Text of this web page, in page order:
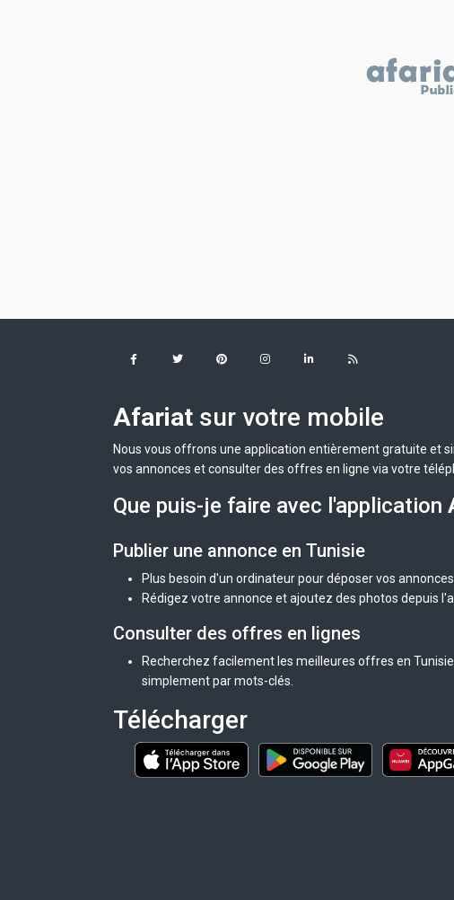
Afariat sur votre mobile
Nous vous offrons une application entièrement gratuite et
vos annonces et consulter des offres en ligne via votre
Que puis-je faire avec l'application
Publier une annonce en Tunisie
Plus besoin d'un ordinateur pour déposer vos annonces
Rédigez votre annonce et ajoutez des photos depuis
Consulter des offres en lignes
Recherchez facilement les meilleures offres en
simplement par mots-clés.
Télécharger